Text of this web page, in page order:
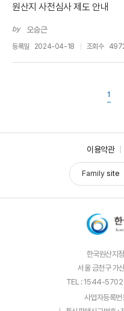
원산지 사전심사 제도 안내
by 오승근
등록일 2024-04-18 조회수
1
이용약관
Family site
한국원산지
서울 금천구 가
TEL : 1544-5702
사업자등록